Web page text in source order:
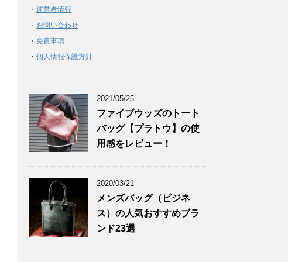
・ 運営者情報
・ お問い合わせ
・ 免責事項
・ 個人情報保護方針
2021/05/25
ファイブウッズのトート
バッグ【プラトウ】の使
用感をレビュー！
2020/03/21
メンズバッグ（ビジネ
ス）の人気おすすめブラ
ンド23選